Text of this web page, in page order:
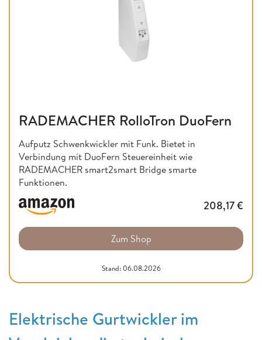
RADEMACHER RolloTron DuoFern
Aufputz Schwenkwickler mit Funk. Bietet in
Verbindung mit DuoFern Steuereinheit wie
RADEMACHER smart2smart Bridge smarte
Funktionen.
208,17€
Zum Shop
Stand: 06.08.2026
Elektrische Gurtwickler im